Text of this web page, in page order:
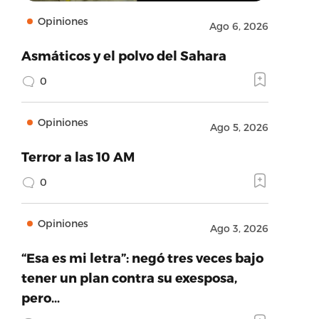
Opiniones Ago 6, 2026
Asmáticos y el polvo del Sahara
0
Opiniones Ago 5, 2026
Terror a las 10 AM
0
Opiniones Ago 3, 2026
“Esa es mi letra”: negó tres veces bajo
tener un plan contra su exesposa,
pero…